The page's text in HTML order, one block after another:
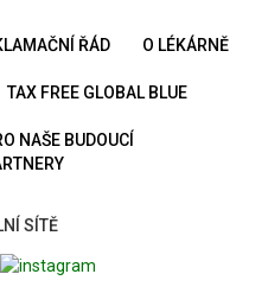
ŘÁD O LÉKÁRNĚ
TAX FREE GLOBAL BLUE
NAŠE BUDOUCÍ
SÍTĚ